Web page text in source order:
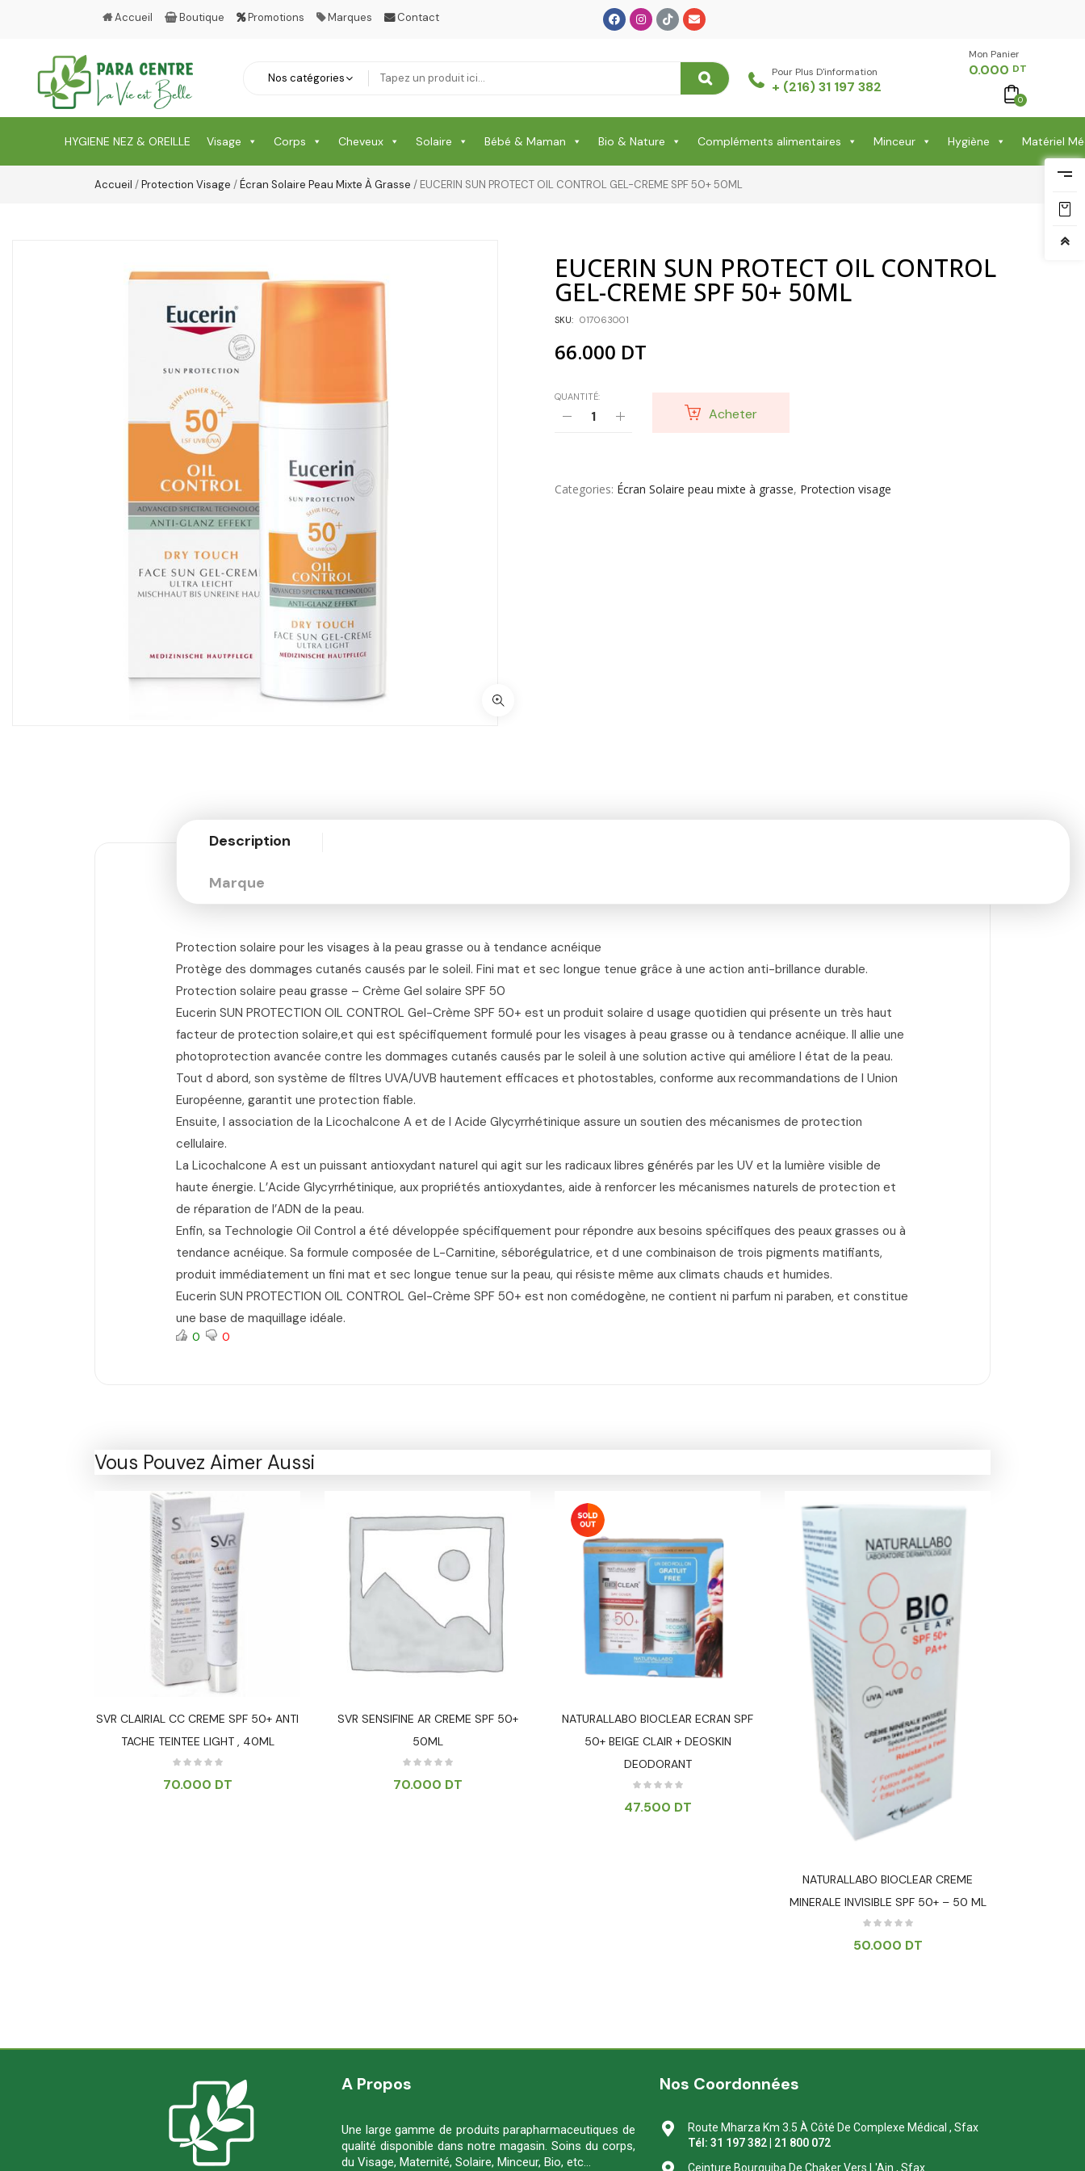
Accueil Boutique Promotions Marques Contact
Pour Plus D'information
+ (216) 31 197 382
Mon Panier -
0.000 DT
0
HYGIENE NEZ & OREILLE Visage Corps Cheveux Solaire Bébé & Maman Bio & Nature Compléments alimentaires Minceur Hygiène Matériel
Accueil /Protection Visage /Écran Solaire Peau Mixte À Grasse / EUCERIN SUN PROTECT OIL CONTROL GEL-CREME SPF 50+ 50ML
EUCERIN SUN PROTECT OIL CONTROL
GEL-CREME SPF 50+ 50ML
SKU: 017063001
66.000 DT
QUANTITÉ:
Acheter
Categories Écran Solaire peau mixte à grasse, Protection visage
Description
Marque
Protection solaire pour les visages à la peau grasse ou à tendance acnéique
Protège des dommages cutanés causés par le soleil. Fini mat et sec longue tenue grâce à une action anti-brillance durable.
Protection solaire peau grasse – Crème Gel solaire SPF 50
Eucerin SUN PROTECTION OIL CONTROL Gel-Crème SPF 50+ est un produit solaire d usage quotidien qui présente un très haut
facteur de protection solaire,et qui est spécifiquement formulé pour les visages à peau grasse ou à tendance acnéique. Il allie une
photoprotection avancée contre les dommages cutanés causés par le soleil à une solution active qui améliore l état de la peau.
Tout d abord, son système de filtres UVA/UVB hautement efficaces et photostables, conforme aux recommandations de l Union
Européenne, garantit une protection fiable.
Ensuite, l association de la Licochalcone A et de l Acide Glycyrrhétinique assure un soutien des mécanismes de protection
cellulaire.
La Licochalcone A est un puissant antioxydant naturel qui agit sur les radicaux libres générés par les UV et la lumière visible de
haute énergie. L’Acide Glycyrrhétinique, aux propriétés antioxydantes, aide à renforcer les mécanismes naturels de protection et
de réparation de l’ADN de la peau.
Enfin, sa Technologie Oil Control a été développée spécifiquement pour répondre aux besoins spécifiques des peaux grasses ou à
tendance acnéique. Sa formule composée de L-Carnitine, séborégulatrice, et d une combinaison de trois pigments matifiants,
produit immédiatement un fini mat et sec longue tenue sur la peau, qui résiste même aux climats chauds et humides.
Eucerin SUN PROTECTION OIL CONTROL Gel-Crème SPF 50+ est non comédogène, ne contient ni parfum ni paraben, et constitue
une base de maquillage idéale.
0 0
Vous Pouvez Aimer Aussi
SVR CLAIRIAL CC CREME SPF 50+ ANTI
TACHE TEINTEE LIGHT , 40ML
70.000 DT
SVR SENSIFINE AR CREME SPF 50+
50ML
70.000 DT
NATURALLABO BIOCLEAR ECRAN SPF
50+ BEIGE CLAIR + DEOSKIN
DEODORANT
47.500 DT
NATURALLABO BIOCLEAR CREME
MINERALE INVISIBLE SPF 50+ – 50 ML
50.000 DT
A Propos
Une large gamme de produits parapharmaceutiques de
qualité disponible dans notre magasin. Soins du corps,
du Visage, Maternité, Solaire, Minceur, Bio, etc…
Nos Coordonnées
Route Mharza Km 3.5 À Côté De Complexe Médical , Sfax
Tél: 31 197 382 | 21 800 072
Ceinture Bourguiba De Chaker Vers L'Ain , Sfax